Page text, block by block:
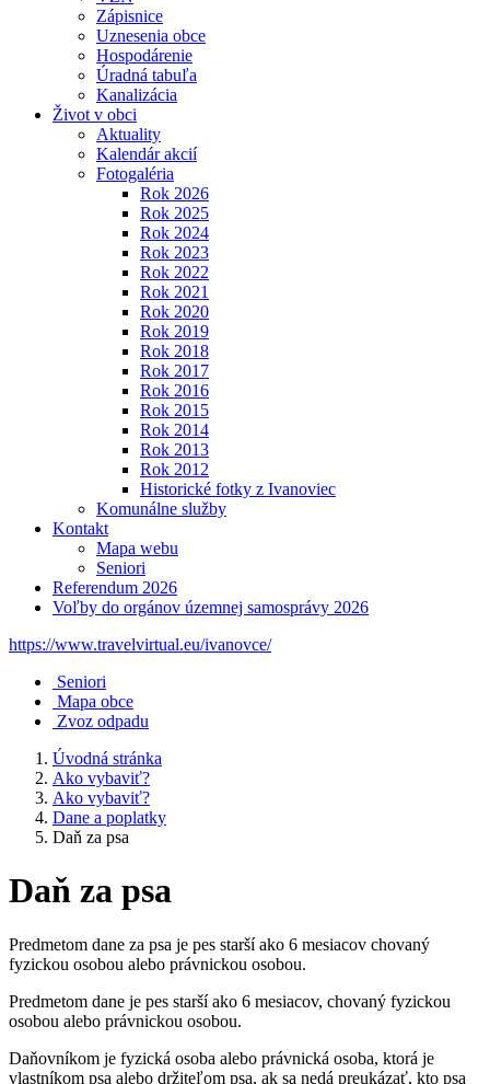
Zápisnice
Uznesenia obce
Hospodárenie
Úradná tabuľa
Kanalizácia
Život v obci
Aktuality
Kalendár akcií
Fotogaléria
Rok 2026
Rok 2025
Rok 2024
Rok 2023
Rok 2022
Rok 2021
Rok 2020
Rok 2019
Rok 2018
Rok 2017
Rok 2016
Rok 2015
Rok 2014
Rok 2013
Rok 2012
Historické fotky z Ivanoviec
Komunálne služby
Kontakt
Mapa webu
Seniori
Referendum 2026
Voľby do orgánov územnej samosprávy 2026
https://www.travelvirtual.eu/ivanovce/
Seniori
Mapa obce
Zvoz odpadu
Úvodná stránka
Ako vybaviť?
Ako vybaviť?
Dane a poplatky
Daň za psa
Daň za psa
Predmetom dane za psa je pes starší ako 6 mesiacov chovaný
fyzickou osobou alebo právnickou osobou.
Predmetom dane je pes starší ako 6 mesiacov, chovaný fyzickou
osobou alebo právnickou osobou.
Daňovníkom je fyzická osoba alebo právnická osoba, ktorá je
vlastníkom psa alebo držiteľom psa, ak sa nedá preukázať, kto psa